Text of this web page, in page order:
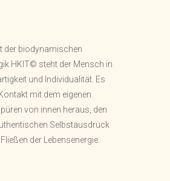
der biodynamischen
HKIT© steht der Mensch in
und Individualität. Es
mit dem eigenen
von innen heraus, den
Selbstausdruck
der Lebensenergie.